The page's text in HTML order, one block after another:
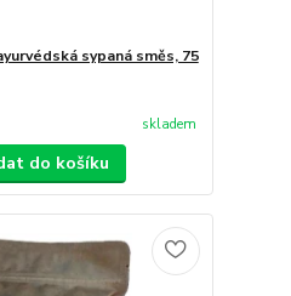
sypaná směs, 75
skladem
do košíku